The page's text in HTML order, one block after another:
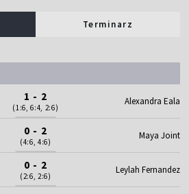
Terminarz
1 - 2
(1:6, 6:4, 2:6)
Alexandra Eala
0 - 2
(4:6, 4:6)
Maya Joint
0 - 2
(2:6, 2:6)
Leylah Fernandez